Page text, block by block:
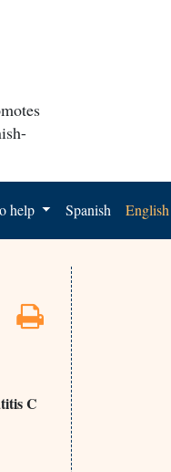
help Spanish English
C